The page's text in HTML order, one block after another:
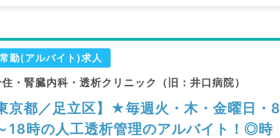
勤(アルバイト)求人
・腎臓内科・透析クリニック（旧：井口病院）
京都／足立区】★毎週火・木・金曜日・8
18時の人工透析管理のアルバイト！◎時